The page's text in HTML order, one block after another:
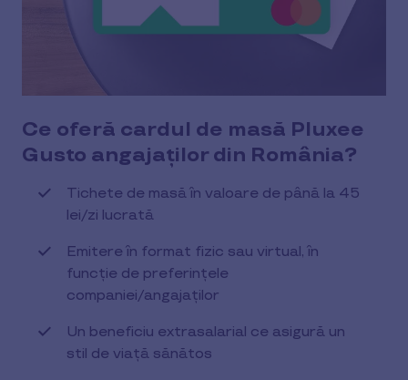
Ce oferă cardul de masă Pluxee
Gusto angajaților din România?
Tichete de masă în valoare de până la 45
lei/zi lucrată
Emitere în format fizic sau virtual, în
funcție de preferințele
companiei/angajaților
Un beneficiu extrasalarial ce asigură un
stil de viață sănătos